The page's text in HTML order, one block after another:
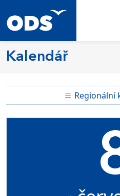
Kalendář
Regionální